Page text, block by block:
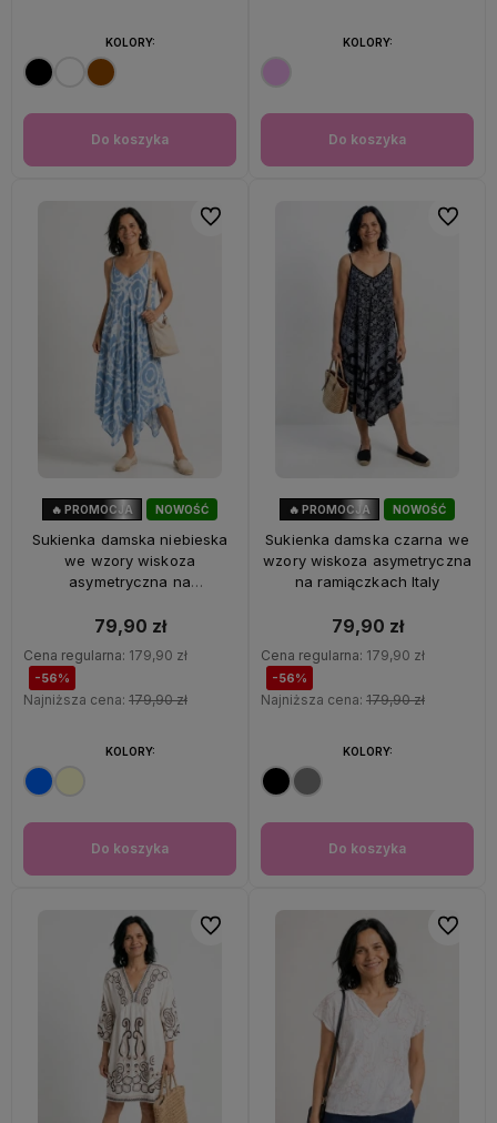
Do koszyka
KOLORY:
Do koszyka
KOLORY:
NOWOŚĆ
🔥 PROMOCJA
Sukienka damska niebieska
we wzory wiskoza
asymetryczna na
79,90 zł
Cena regularna: 179,90 zł
-56%
Najniższa cena: 179,90 zł
Do koszyka
KOLORY:
Do ulubionych
NOWOŚĆ
🔥 PROMOCJA
Sukienka damska czarna we
wzory wiskoza asymetryczna
na ramiączkach Italy
79,90 zł
Cena regularna: 179,90 zł
-56%
Najniższa cena: 179,90 zł
Do koszyka
KOLORY:
Do
Do ulubionych Do